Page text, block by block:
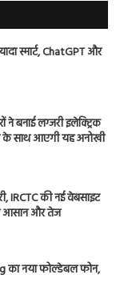
स्मार्ट, ChatGPT और
बनाई लग्जरी इलेक्ट्रिक
के साथ आएगी यह अनोखी
IRCTC की नई वेबसाइट
आसान और तेज
का नया फोल्डेबल फोन,